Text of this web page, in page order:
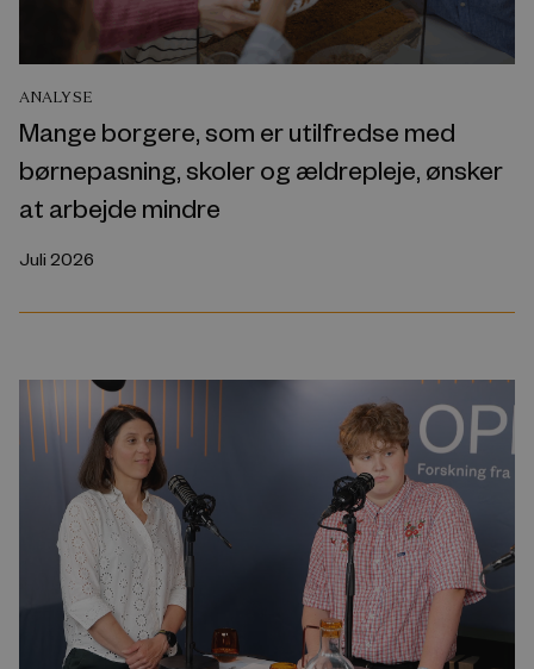
ANALYSE
Mange borgere, som er utilfredse med
børnepasning, skoler og ældrepleje, ønsker
at arbejde mindre
Juli 2026